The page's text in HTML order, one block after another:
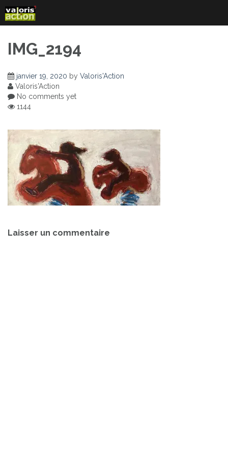
to
content
IMG_2194
janvier 19, 2020 by Valoris'Action
Valoris'Action
No comments yet
1144
de
Laisser un commentaire